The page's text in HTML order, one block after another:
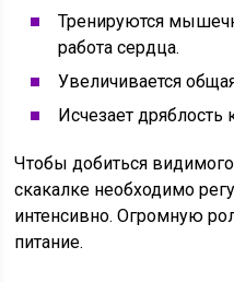
Тренируются
работа сердца.
Увеличивается
Исчезает
Чтобы добиться
скакалке необходимо
интенсивно. Огромную
питание.